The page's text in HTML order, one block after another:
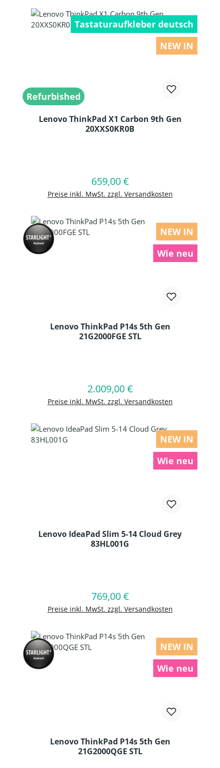
Tastaturaufkleber deutsch
NEW IN
Refurbished
Lenovo ThinkPad X1 Carbon 9th Gen
20XXS0KR0B
Regulärer Preis:
659,00 €
Preise inkl. MwSt. zzgl. Versandkosten
In den Warenkorb
NEW IN
Wie neu
Lenovo ThinkPad P14s 5th Gen
21G2000FGE STL
Regulärer Preis:
2.009,00 €
Preise inkl. MwSt. zzgl. Versandkosten
In den Warenkorb
NEW IN
Wie neu
Lenovo IdeaPad Slim 5-14 Cloud Grey
83HL001G
Regulärer Preis:
769,00 €
Preise inkl. MwSt. zzgl. Versandkosten
In den Warenkorb
NEW IN
Wie neu
Lenovo ThinkPad P14s 5th Gen
21G2000QGE STL